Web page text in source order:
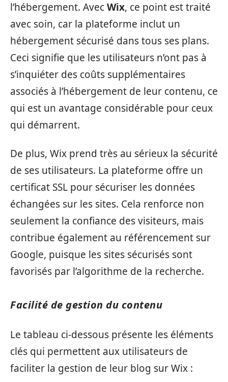
l’hébergement. AvecWix, ce point est traité
avec soin, car la plateforme inclut un
hébergement sécurisé dans tous ses plans.
Ceci signifie que les utilisateurs n’ont pas à
s’inquiéter des coûts supplémentaires
associés à l’hébergement de leur contenu, ce
qui est un avantage considérable pour ceux
qui démarrent.
De plus, Wix prend très au sérieux la sécurité
de ses utilisateurs. La plateforme offre un
certificat SSL pour sécuriser les données
échangées sur les sites. Cela renforce non
seulement la confiance des visiteurs, mais
contribue également au référencement sur
Google, puisque les sites sécurisés sont
favorisés par l’algorithme de la recherche.
Facilité de gestion du contenu
Le tableau ci-dessous présente les éléments
clés qui permettent aux utilisateurs de
faciliter la gestion de leur blog sur Wix :